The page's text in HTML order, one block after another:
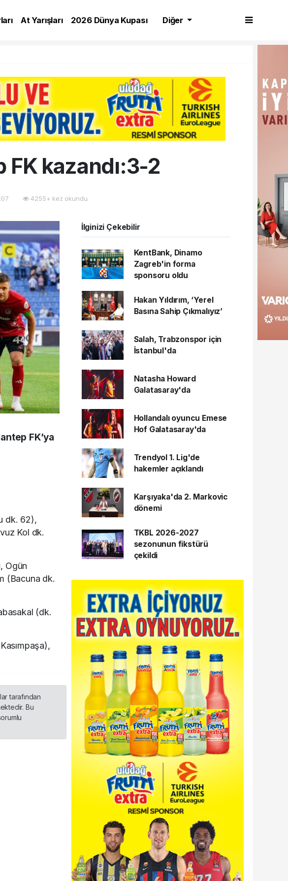
At Yarışları
2026 Dünya Kupası
Diğer
kazandı:3-2
4255+ kez okundu.
FK’ya
dk. 62),
Kol dk.
Ogün
(Bacuna dk.
(dk.
tarafından
Bu
İlginizi Çekebilir
KentBank, Dinamo
Zagreb'in forma
sponsoru oldu
Hakan Yıldırım, ‘Yerel
Basına Sahip Çıkmalıyız’
Salah, Trabzonspor için
İstanbul'da
Natasha Howard
Galatasaray'da
Hollandalı oyuncu Emese
Hof Galatasaray'da
Trendyol 1. Lig'de
hakemler açıklandı
Karşıyaka'da 2. Markovic
dönemi
TKBL 2026-2027
sezonunun fikstürü
çekildi